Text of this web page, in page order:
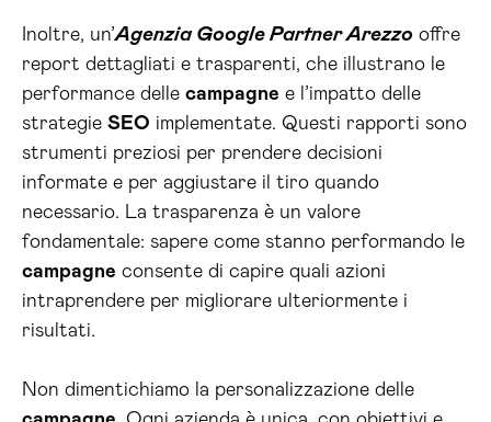
Inoltre, un’Agenzia Google Partner Arezzo offre
report dettagliati e trasparenti, che illustrano le
performance delle campagne e l’impatto delle
strategie SEO implementate. Questi rapporti sono
strumenti preziosi per prendere decisioni
informate e per aggiustare il tiro quando
necessario. La trasparenza è un valore
fondamentale: sapere come stanno performando le
campagne consente di capire quali azioni
intraprendere per migliorare ulteriormente i
risultati.
Non dimentichiamo la personalizzazione delle